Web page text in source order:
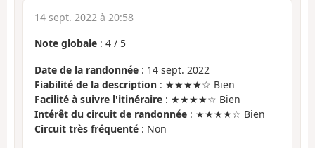
14 sept. 2022 à 20:58
Note globale : 4 / 5
Date de la randonnée : 14 sept. 2022
Fiabilité de la description : ★★★★☆ Bien
Facilité à suivre l'itinéraire : ★★★★☆ Bien
Intérêt du circuit de randonnée : ★★★★☆ Bien
Circuit très fréquenté : Non